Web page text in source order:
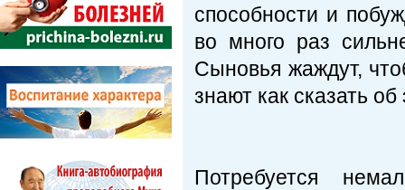
способности и
во много раз
Сыновья жаждут,
знают как сказать об
Потребуется